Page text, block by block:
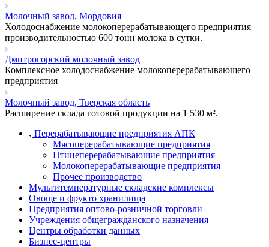
Молочный завод, Мордовия
Холодоснабжение молокоперерабатывающего предприятия
производительностью 600 тонн молока в сутки.
Дмитрогорский молочный завод
Комплексное холодоснабжение молокоперерабатывающего
предприятия
Молочный завод, Тверская область
Расширение склада готовой продукции на 1 530 м².
Перерабатывающие предприятия АПК
Мясоперерабатывающие предприятия
Птицеперерабатывающие предприятия
Молокоперерабатывающие предприятия
Прочее производство
Мультитемпературные складские комплексы
Овоще и фрукто хранилища
Предприятия оптово-розничной торговли
Учреждения общегражданского назначения
Центры обработки данных
Бизнес-центры